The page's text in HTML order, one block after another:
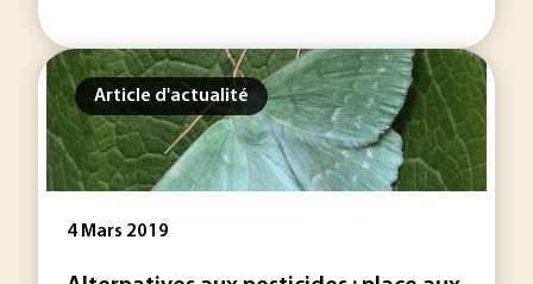
Article d'actualité
4 Mars 2019